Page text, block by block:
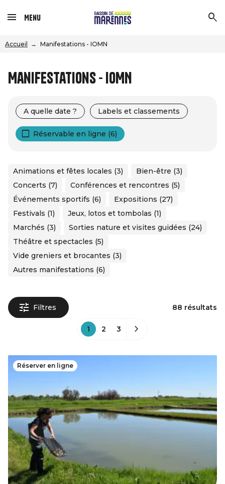
Menu
Accueil Manifestations - IOMN
Manifestations - IOMN
A quelle date ? Labels et classements
Réservable en ligne (6)
Animations et fêtes locales (3)
Bien-être (3)
Concerts (7)
Conférences et rencontres (5)
Événements sportifs (6)
Expositions (27)
Festivals (1)
Jeux, lotos et tombolas (1)
Marchés (3)
Sorties nature et visites guidées (24)
Théâtre et spectacles (5)
Vide greniers et brocantes (3)
Autres manifestations (6)
Filtres 88 résultats
1 2 3
Réserver en ligne